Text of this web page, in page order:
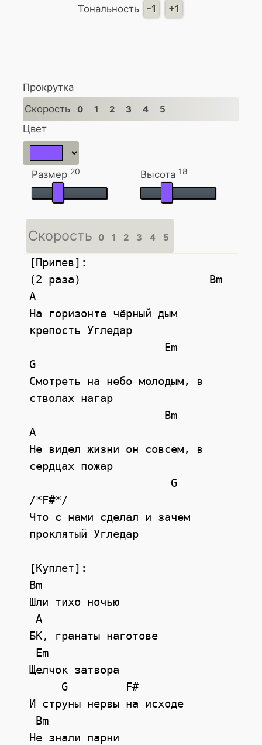
Тональность
-1 +1
Прокрутка
Скорость
0 1 2 3 4 5
Цвет
Размер 20 Высота 18
Скорость 0 1 2 3 4 5
[Припев]:
(2 раза)                    Bm
A
На горизонте чёрный дым
крепость Угледар
G
Смотреть на небо молодым, в
стволах нагар
A
Не видел жизни он совсем, в
сердцах пожар
/*F#*/
Что с нами сделал и зачем
проклятый Угледар
[Куплет]:
Bm
Шли тихо ночью
A
БК, гранаты наготове
Щелчок затвора
И струны нервы на исходе
Не знали парни